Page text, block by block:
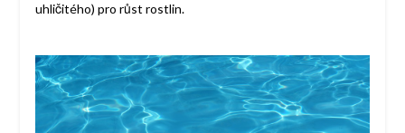
uhličitého) pro růst rostlin.